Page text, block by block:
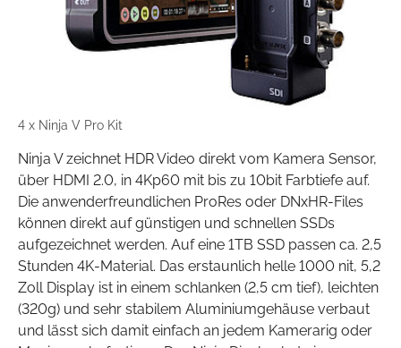
4 x Ninja V Pro Kit
Ninja V zeichnet HDR Video direkt vom Kamera Sensor,
über HDMI 2.0, in 4Kp60 mit bis zu 10bit Farbtiefe auf.
Die anwenderfreundlichen ProRes oder DNxHR-Files
können direkt auf günstigen und schnellen SSDs
aufgezeichnet werden. Auf eine 1TB SSD passen ca. 2,5
Stunden 4K-Material. Das erstaunlich helle 1000 nit, 5,2
Zoll Display ist in einem schlanken (2,5 cm tief), leichten
(320g) und sehr stabilem Aluminiumgehäuse verbaut
und lässt sich damit einfach an jedem Kamerarig oder